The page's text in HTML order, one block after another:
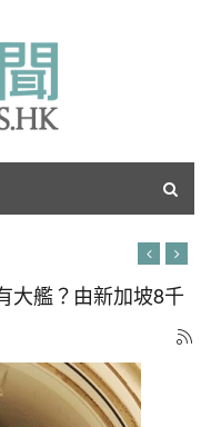
年版防衛白皮書